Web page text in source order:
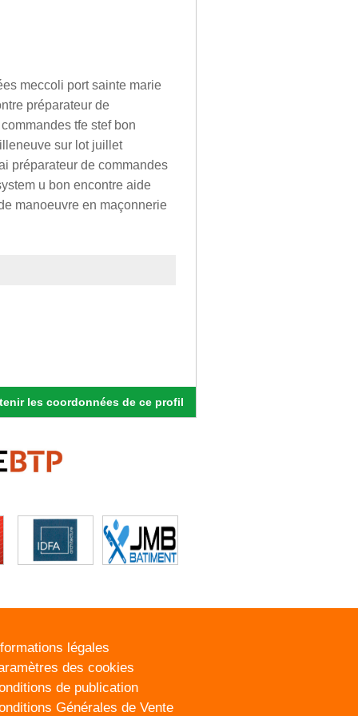
meccoli port sainte marie
préparateur de
tfe stef bon
sur lot juillet
préparateur de commandes
u bon encontre aide
manoeuvre en maçonnerie
les coordonnées de ce profil
légales
des cookies
de publication
Générales de Vente